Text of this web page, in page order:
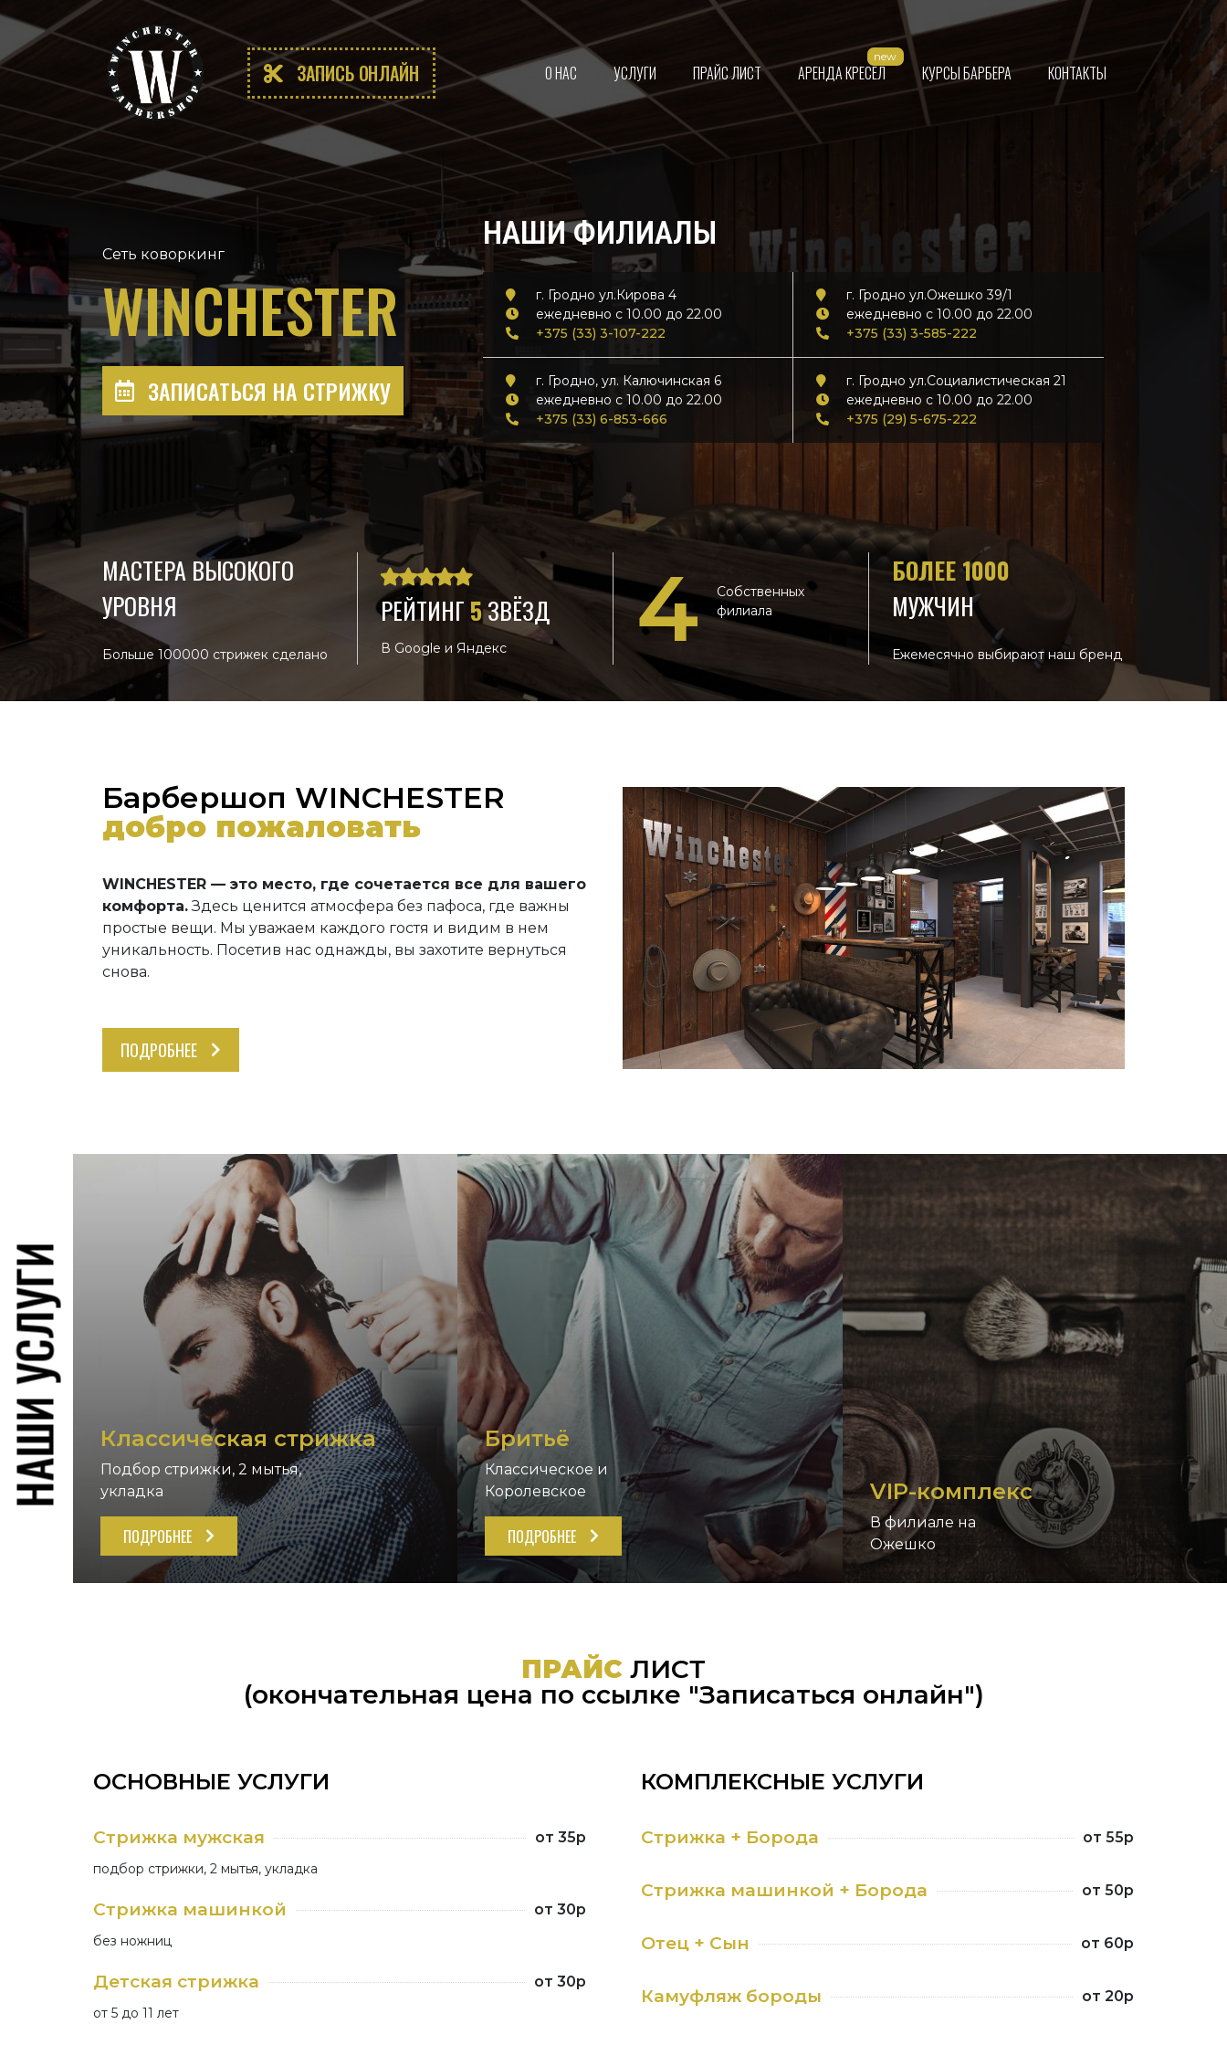
ЗАПИСЬ ОНЛАЙН О НАС УСЛУГИ ПРАЙС ЛИСТ АРЕНДА КРЕСЕЛ КУРСЫ БАРБЕРА КОНТАКТЫ
Сеть коворкинг
WINCHESTER
ЗАПИСАТЬСЯ НА СТРИЖКУ
НАШИ ФИЛИАЛЫ
г. Гродно ул.Кирова 4
ежедневно с 10.00 до 22.00
+375 (33) 3-107-222
г. Гродно ул.Ожешко 39/1
ежедневно с 10.00 до 22.00
+375 (33) 3-585-222
г. Гродно, ул. Калючинская 6
ежедневно с 10.00 до 22.00
+375 (33) 6-853-666
г. Гродно ул.Социалистическая 21
ежедневно с 10.00 до 22.00
+375 (29) 5-675-222
МАСТЕРА ВЫСОКОГО
УРОВНЯ
Больше 100000 стрижек сделано
РЕЙТИНГ 5ЗВЁЗД
В Google и Яндекс 4
Собственных
филиала
БОЛЕЕ 1000
МУЖЧИН
Ежемесячно выбирают наш бренд
Барбершоп WINCHESTER
добро пожаловать
WINCHESTER — это место, где сочетается все для вашего
комфорта.Здесь ценится атмосфера без пафоса, где важны
простые вещи. Мы уважаем каждого гостя и видим в нем
уникальность. Посетив нас однажды, вы захотите вернуться
снова.
ПОДРОБНЕЕ
Классическая стрижка
Подбор стрижки, 2 мытья,
укладка
ПОДРОБНЕЕ
Бритьё
Классическое и
Королевское
ПОДРОБНЕЕ
VIP-комплекс
В филиале на
Ожешко
ПРАЙС ЛИСТ
(окончательная цена по ссылке "Записаться онлайн")
ОСНОВНЫЕ УСЛУГИ
Cтрижка мужская от 35р
подбор стрижки, 2 мытья, укладка
Стрижка машинкой от 30р
без ножниц
Детская стрижка от 30р
от 5 до 11 лет
КОМПЛЕКСНЫЕ УСЛУГИ
Стрижка + Борода от 55р
Стрижка машинкой + Борода от 50р
Отец + Сын от 60р
Камуфляж бороды от 20р